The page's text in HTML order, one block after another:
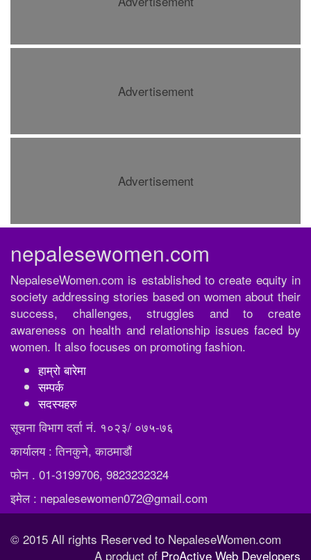
Advertisement
Advertisement
nepalesewomen.com
NepaleseWomen.com is established to create equity in
society addressing stories based on women about their
success, challenges, struggles and to create
awareness on health and relationship issues faced by
women. It also focuses on promoting fashion.
हाम्रो बारेमा
सम्पर्क
सदस्यहरु
सूचना विभाग दर्ता नं. १०२३/ ०७५-७६
कार्यालय : तिनकुने, काठमाडौं
फोन . 01-3199706, 9823232324
इमेल : nepalesewomen072@gmail.com
© 2015 All rights Reserved to NepaleseWomen.com
A product of ProActive Web Developers